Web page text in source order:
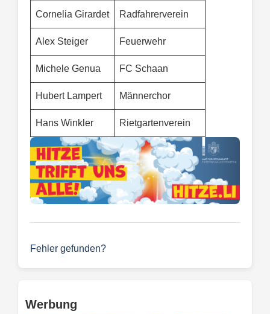
Cornelia Girardet Radfahrerverein
Alex Steiger Feuerwehr
Michele Genua FC Schaan
Hubert Lampert Männerchor
Hans Winkler Rietgartenverein
Fehler gefunden?
Werbung